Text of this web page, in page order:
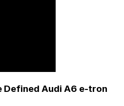
Defined Audi A6 e-tron